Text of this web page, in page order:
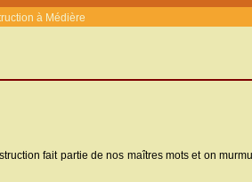
à Médière
fait partie de nos maîtres mots et on